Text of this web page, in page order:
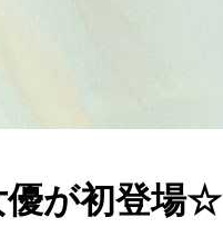
優が初登場☆